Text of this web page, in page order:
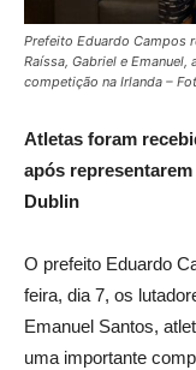
Prefeito Eduardo Campos
Raíssa, Gabriel e
competição na Irlanda –
Atletas foram
após
Dublin
O prefeito Eduardo
feira, dia 7, os
Emanuel Santos,
uma importante